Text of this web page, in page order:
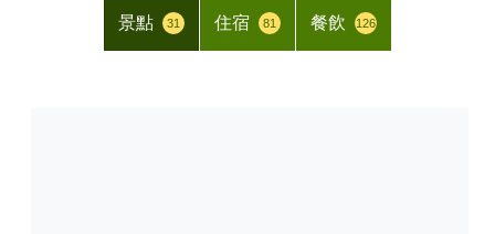
景點 31 住宿 81 餐飲 126